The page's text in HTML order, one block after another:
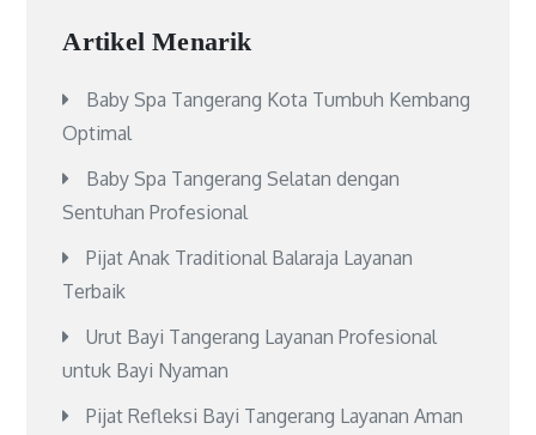
Artikel Menarik
Baby Spa Tangerang Kota Tumbuh Kembang
Optimal
Baby Spa Tangerang Selatan dengan
Sentuhan Profesional
Pijat Anak Traditional Balaraja Layanan
Terbaik
Urut Bayi Tangerang Layanan Profesional
untuk Bayi Nyaman
Pijat Refleksi Bayi Tangerang Layanan Aman